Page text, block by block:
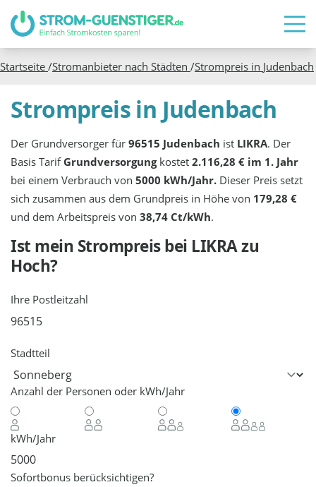
Startseite /Stromanbieter nach Städten /Strompreis in Judenbach
Strompreis in Judenbach
Der Grundversorger für96515 Judenbach ist LIKRA. Der
Basis Tarif Grundversorgungkostet2.116,28 € im 1. Jahr
bei einem Verbrauch von5000 kWh/Jahr. Dieser Preis setzt
sich zusammen aus dem Grundpreis in Höhe von 179,28 €
und dem Arbeitspreis von38,74 Ct/kWh.
Ist mein Strompreis bei LIKRAzu
Hoch?
Ihre Postleitzahl
Stadtteil
Anzahl der Personen oder kWh/Jahr
kWh/Jahr
Sofortbonus berücksichtigen?